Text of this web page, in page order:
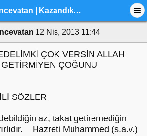
öncevatan | Kazandıklarım
12 Nis, 2013 11:44
ÇOK VERSİN ALLAH
ÇOĞUNU
SÖZLER
az, takat getiremediğin
Hazreti Muhammed (s.a.v.)